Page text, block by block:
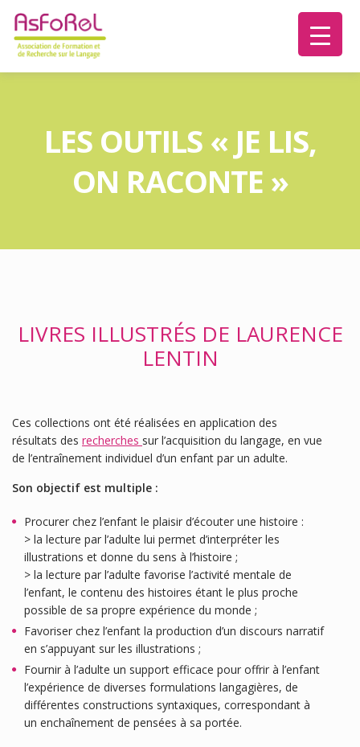
LES OUTILS « JE LIS,
ON RACONTE »
LIVRES ILLUSTRÉS DE LAURENCE
LENTIN
Ces collections ont été réalisées en application des
résultats des recherches sur l’acquisition du langage, en vue
de l’entraînement individuel d’un enfant par un adulte.
Son objectif est multiple :
Procurer chez l’enfant le plaisir d’écouter une histoire :
> la lecture par l’adulte lui permet d’interpréter les
illustrations et donne du sens à l’histoire ;
> la lecture par l’adulte favorise l’activité mentale de
l’enfant, le contenu des histoires étant le plus proche
possible de sa propre expérience du monde ;
Favoriser chez l’enfant la production d’un discours narratif
en s’appuyant sur les illustrations ;
Fournir à l’adulte un support efficace pour offrir à l’enfant
l’expérience de diverses formulations langagières, de
différentes constructions syntaxiques, correspondant à
un enchaînement de pensées à sa portée.